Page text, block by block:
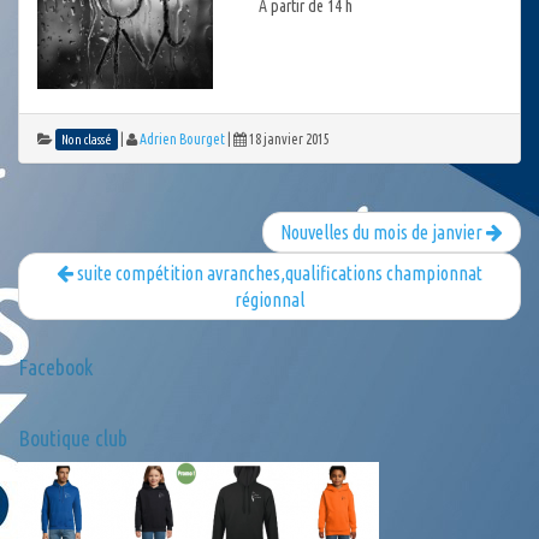
A partir de 14 h
Non classé Adrien Bourget 18 janvier 2015
Nouvelles du mois de janvier
suite compétition avranches,qualifications championnat
régionnal
Facebook
Boutique club